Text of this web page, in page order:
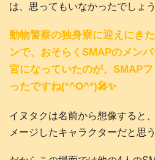
は、思ってもいなかったでしょ
動物警察の独身寮に迎えにき
ンで、おそらくSMAPのメン
官になっていたのが、SMAP
ったですね(*^O^*)🎤✨
イヌタクは名前から想像すると
メージしたキャラクターだと思う